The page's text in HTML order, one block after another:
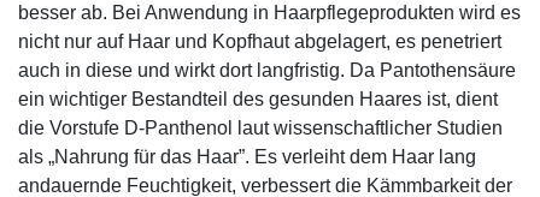
besser ab. Bei Anwendung in Haarpflegeprodukten wird es
nicht nur auf Haar und Kopfhaut abgelagert, es penetriert
auch in diese und wirkt dort langfristig. Da Pantothensäure
ein wichtiger Bestandteil des gesunden Haares ist, dient
die Vorstufe D-Panthenol laut wissenschaftlicher Studien
als „Nahrung für das Haar”. Es verleiht dem Haar lang
andauernde Feuchtigkeit, verbessert die Kämmbarkeit der